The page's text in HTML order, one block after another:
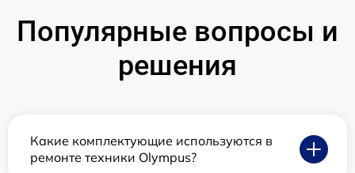
Популярные вопросы и
решения
Какие комплектующие используются в
ремонте техники Olympus?